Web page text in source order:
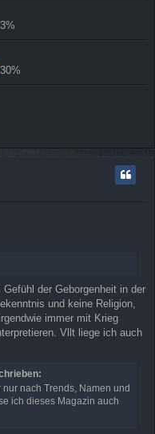
3%
30%
der Geborgenheit in der
und keine Religion,
immer mit Krieg
Vllt liege ich auch
nach Trends, Namen und
ich dieses Magazin auch